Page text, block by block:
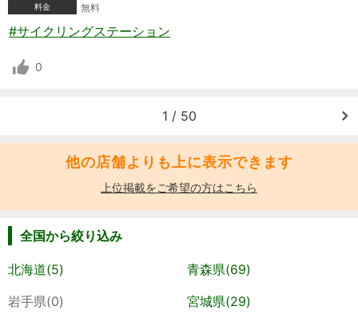
料金
無料
#サイクリングステーション
0
1 / 50
他の店舗よりも上に表示できます
上位掲載をご希望の方はこちら
全国から絞り込み
北海道(5)
青森県(69)
岩手県(0)
宮城県(29)